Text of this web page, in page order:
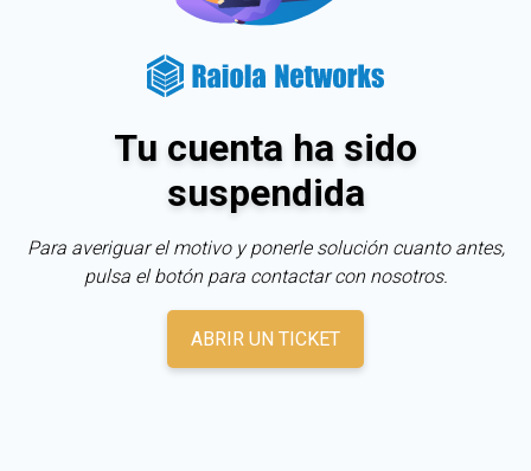
Tu cuenta ha sido
suspendida
Para averiguar el motivo y ponerle solución cuanto antes,
pulsa el botón para contactar con nosotros.
ABRIR UN TICKET